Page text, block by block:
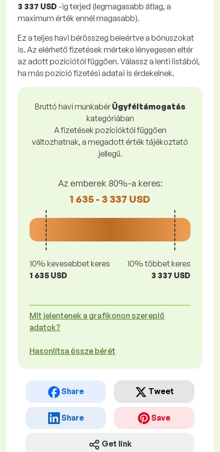
3 337 USD -ig terjed (legmagasabb átlag, a
maximum érték ennél magasabb).
Ez a teljes havi bérösszeg beleértve a bónuszokat
is. Az elérhető fizetések mérteke lényegesen eltér
az adott pozíciótól függően. Válassz a lenti listából,
ha más pozíció fizetési adatai is érdekelnek.
Bruttó havi munkabér Ügyféltámogatás
kategóriában
A fizetések pozícióktól függően
változhatnak, a megadott érték tájékoztató
jellegű.
Az emberek 80%-a keres:
1 635 - 3 337 USD
10% kevesebbet keres
1 635 USD
10% többet keres
3 337 USD
Mit jelentenek a grafikonon szereplő
adatok?
Hasonlítsa össze bérét
Share Tweet
Share Save
Get link